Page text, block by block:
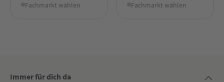
Fachmarkt wählen
Fachmarkt wählen
Immer für dich da